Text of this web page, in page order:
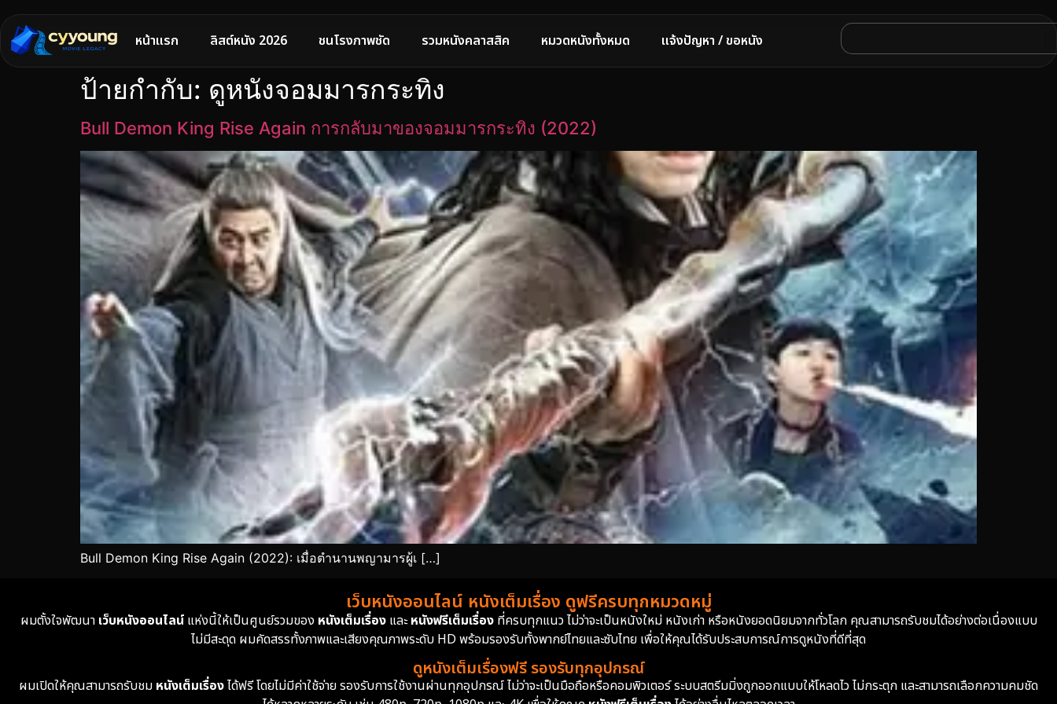
หน้าแรก ลิสต์หนัง 2026 ชนโรงภาพชัด รวมหนังคลาสสิค หมวดหนังทั้งหมด แจ้งปัญหา / ขอหนัง
ป้ายกำกับ: ดูหนังจอมมารกระทิง
Bull Demon King Rise Again การกลับมาของจอมมารกระทิง (2022)
Bull Demon King Rise Again (2022): เมื่อตำนานพญามารผู้เ […]
เว็บหนังออนไลน์ หนังเต็มเรื่อง ดูฟรีครบทุกหมวดหมู่
ผมตั้งใจพัฒนา เว็บหนังออนไลน์แห่งนี้ให้เป็นศูนย์รวมของ หนังเต็มเรื่องและหนังฟรีเต็มเรื่องที่ครบทุกแนว ไม่ว่าจะเป็นหนังใหม่ หนังเก่า หรือหนังยอดนิยมจากทั่วโลก คุณสามารถรับชมได้อย่างต่อเนื่องแบบ
ไม่มีสะดุด ผมคัดสรรทั้งภาพและเสียงคุณภาพระดับ HD พร้อมรองรับทั้งพากย์ไทยและซับไทย เพื่อให้คุณได้รับประสบการณ์การดูหนังที่ดีที่สุด
ดูหนังเต็มเรื่องฟรี รองรับทุกอุปกรณ์
ผมเปิดให้คุณสามารถรับชม หนังเต็มเรื่องได้ฟรี โดยไม่มีค่าใช้จ่าย รองรับการใช้งานผ่านทุกอุปกรณ์ ไม่ว่าจะเป็นมือถือหรือคอมพิวเตอร์ ระบบสตรีมมิ่งถูกออกแบบให้โหลดไว ไม่กระตุก และสามารถเลือกความคมชัด